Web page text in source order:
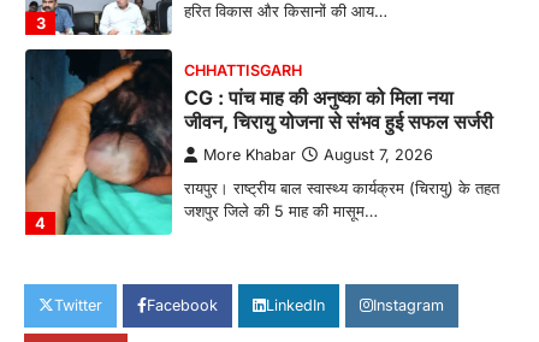
3
हरित विकास और किसानों की आय…
4
CHHATTISGARH
CG : पांच माह की अनुष्का को मिला नया
जीवन, चिरायु योजना से संभव हुई सफल सर्जरी
More Khabar August 7, 2026
रायपुर। राष्ट्रीय बाल स्वास्थ्य कार्यक्रम (चिरायु) के तहत
जशपुर जिले की 5 माह की मासूम…
CG: छिपली की दीदियों का कमाल, बकरी
पालन से बढ़ी आय और मजबूत हुआ आत्मविश्वास
Twitter Facebook LinkedIn Instagram